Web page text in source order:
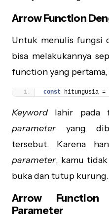
Arrow Function
Untuk menulis fungsi
bisa melakukannya
function yang
const hitungUsia
Keywordlahir pada
parameteryang
tersebut. Karena
parameter, kamu
buka dan tutup kurung.
Arrow
Parameter